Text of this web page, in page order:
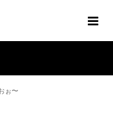
ぉ〜